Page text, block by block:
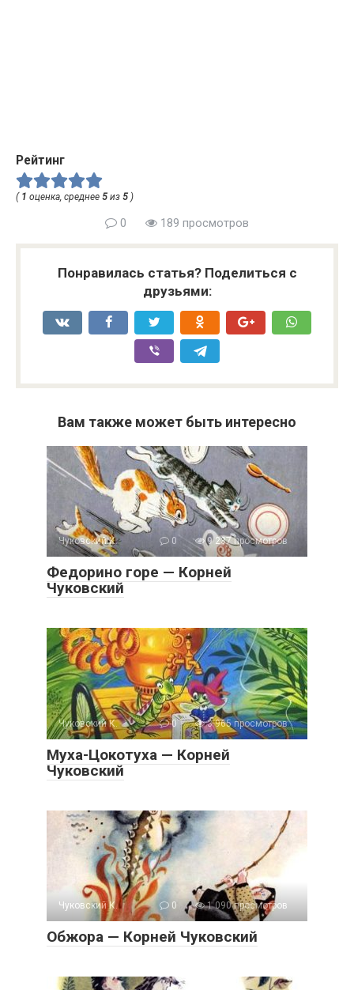
Рейтинг
( 1 оценка, среднее 5 из 5 )
0 189 просмотров
Понравилась статья? Поделиться с
друзьями:
Вам также может быть интересно
Чуковский К. 0 9 237 просмотров
Федорино горе — Корней
Чуковский
Чуковский К. 0 3 965 просмотров
Муха-Цокотуха — Корней
Чуковский
Чуковский К. 0 1 090 просмотров
Обжора — Корней Чуковский